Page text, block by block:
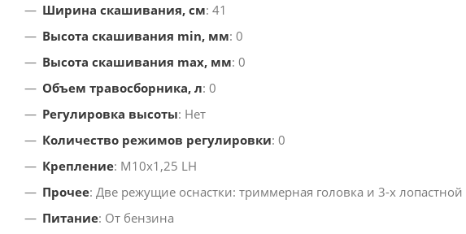
Ширина скашивания, см: 41
Высота скашивания min, мм: 0
Высота скашивания max, мм: 0
Объем травосборника, л: 0
Регулировка высоты: Нет
Количество режимов регулировки: 0
Крепление: М10х1,25 LH
Прочее: Две режущие оснастки: триммерная головка и 3-х
Питание: От бензина